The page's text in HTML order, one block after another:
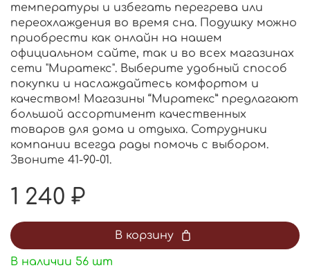
температуры и избегать перегрева или
переохлаждения во время сна. Подушку можно
приобрести как онлайн на нашем
официальном сайте, так и во всех магазинах
сети "Миратекс". Выберите удобный способ
покупки и наслаждайтесь комфортом и
качеством! Магазины “Миратекс” предлагают
большой ассортимент качественных
товаров для дома и отдыха. Сотрудники
компании всегда рады помочь с выбором.
Звоните 41-90-01.
1 240 ₽
В корзину
В наличии 56 шт